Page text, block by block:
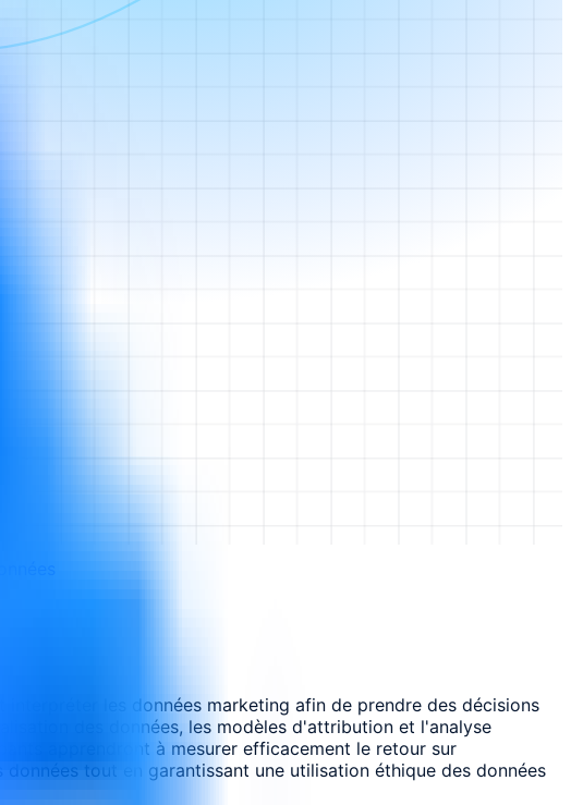
les données marketing afin de prendre des décisions
des données, les modèles d'attribution et l'analyse
apprendront à mesurer efficacement le retour sur
tout en garantissant une utilisation éthique des données